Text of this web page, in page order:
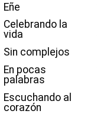
Eñe
Celebrando la
vida
Sin complejos
En pocas
palabras
Escuchando al
corazón